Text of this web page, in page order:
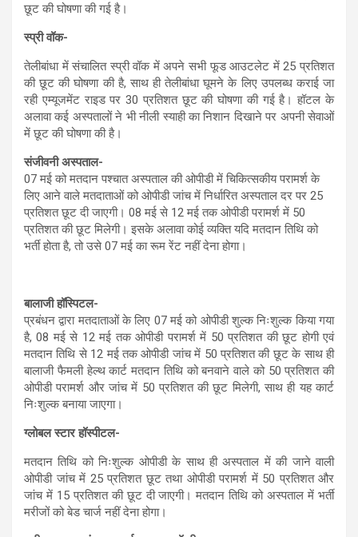
छूट की घोषणा की गई है।
स्प्री वॉक-
तेलीबांधा में संचालित स्प्री वॉक में अपने सभी फूड आउटलेट में 25 प्रतिशत
की छूट की घोषणा की है, साथ ही तेलीबांधा घूमने के लिए उपलब्ध कराई जा
रही एम्यूजमेंट राइड पर 30 प्रतिशत छूट की घोषणा की गई है। हॉटल के
अलावा कई अस्पतालों ने भी नीली स्याही का निशान दिखाने पर अपनी सेवाओं
में छूट की घोषणा की है।
संजीवनी अस्पताल-
07 मई को मतदान पश्चात अस्पताल की ओपीडी में चिकित्सकीय परामर्श के
लिए आने वाले मतदाताओं को ओपीडी जांच में निर्धारित अस्पताल दर पर 25
प्रतिशत छूट दी जाएगी। 08 मई से 12 मई तक ओपीडी परामर्श में 50
प्रतिशत की छूट मिलेगी। इसके अलावा कोई व्यक्ति यदि मतदान तिथि को
भर्ती होता है, तो उसे 07 मई का रूम रेंट नहीं देना होगा।
बालाजी हॉस्पिटल-
प्रबंधन द्वारा मतदाताओं के लिए 07 मई को ओपीडी शुल्क निःशुल्क किया गया
है, 08 मई से 12 मई तक ओपीडी परामर्श में 50 प्रतिशत की छूट होगी एवं
मतदान तिथि से 12 मई तक ओपीडी जांच में 50 प्रतिशत की छूट के साथ ही
बालाजी फैमली हेल्थ कार्ट मतदान तिथि को बनवाने वाले को 50 प्रतिशत की
ओपीडी परामर्श और जांच में 50 प्रतिशत की छूट मिलेगी, साथ ही यह कार्ट
निःशुल्क बनाया जाएगा।
ग्लोबल स्टार हॉस्पीटल-
मतदान तिथि को निःशुल्क ओपीडी के साथ ही अस्पताल में की जाने वाली
ओपीडी जांच में 25 प्रतिशत छूट तथा ओपीडी परामर्श में 50 प्रतिशत और
जांच में 15 प्रतिशत की छूट दी जाएगी। मतदान तिथि को अस्पताल में भर्ती
मरीजों को बेड चार्ज नहीं देना होगा।